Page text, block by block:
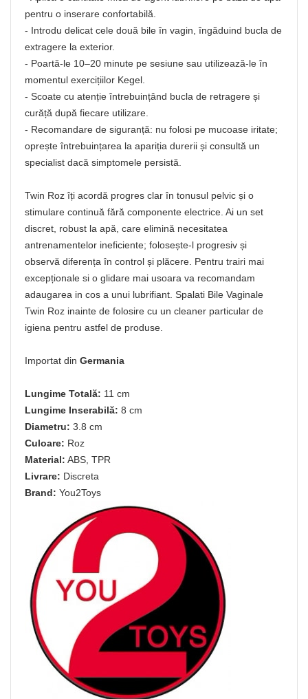
pentru o inserare confortabilă.
- Introdu delicat cele două bile în vagin, îngăduind bucla de
extragere la exterior.
- Poartă-le 10–20 minute pe sesiune sau utilizează-le în
momentul exercițiilor Kegel.
- Scoate cu atenție întrebuințând bucla de retragere și
curăță după fiecare utilizare.
- Recomandare de siguranță: nu folosi pe mucoase iritate;
oprește întrebuințarea la apariția durerii și consultă un
specialist dacă simptomele persistă.
Twin Roz îți acordă progres clar în tonusul pelvic și o
stimulare continuă fără componente electrice. Ai un set
discret, robust la apă, care elimină necesitatea
antrenamentelor ineficiente; folosește-l progresiv și
observă diferența în control și plăcere. Pentru trairi mai
excepționale si o glidare mai usoara va recomandam
adaugarea in cos a unui lubrifiant. Spalati Bile Vaginale
Twin Roz inainte de folosire cu un cleaner particular de
igiena pentru astfel de produse.
Importat din Germania
Lungime Totală: 11 cm
Lungime Inserabilă: 8 cm
Diametru: 3.8 cm
Culoare: Roz
Material: ABS, TPR
Livrare: Discreta
Brand: You2Toys